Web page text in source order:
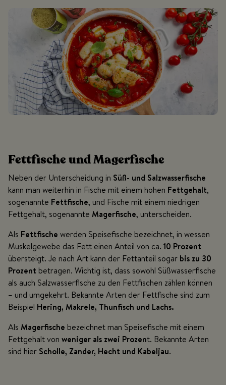
Fettfische und Magerfische
Neben der Unterscheidung in Süß- und Salzwasserfische
kann man weiterhin in Fische mit einem hohen Fettgehalt,
sogenannte Fettfische, und Fische mit einem niedrigen
Fettgehalt, sogenannte Magerfische, unterscheiden.
Als Fettfische werden Speisefische bezeichnet, in wessen
Muskelgewebe das Fett einen Anteil von ca. 10 Prozent
übersteigt. Je nach Art kann der Fettanteil sogar bis zu 30
Prozent betragen. Wichtig ist, dass sowohl Süßwasserfische
als auch Salzwasserfische zu den Fettfischen zählen können
– und umgekehrt. Bekannte Arten der Fettfische sind zum
Beispiel Hering, Makrele, Thunfisch und Lachs.
Als Magerfische bezeichnet man Speisefische mit einem
Fettgehalt von weniger als zwei Prozent. Bekannte Arten
sind hier Scholle, Zander, Hecht und Kabeljau.